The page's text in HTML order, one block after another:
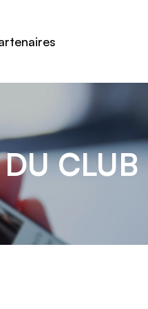
CLUB